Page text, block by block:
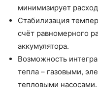
минимизирует
Стабилизация
счёт равномерного
аккумулятора.
Возможность
тепла – газовыми,
тепловыми насосами.